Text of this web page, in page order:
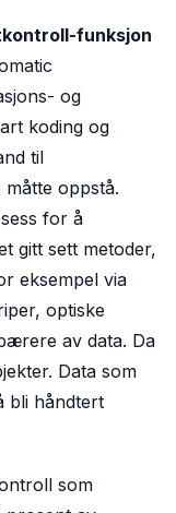
funksjon
og
koding og
til
oppstå.
for å
gitt sett metoder,
eksempel via
optiske
av data. Da
Data som
bli håndtert
som